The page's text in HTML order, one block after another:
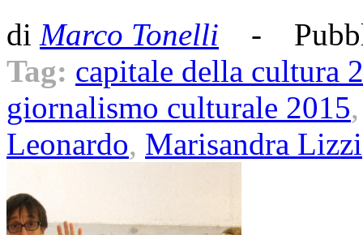
di Marco Tonelli -
Tag: capitale della cultura
giornalismo culturale 2015
Leonardo, Marisandra Lizzi